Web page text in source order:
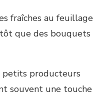
fraîches au feuillage
que des bouquets
petits producteurs
souvent une touche